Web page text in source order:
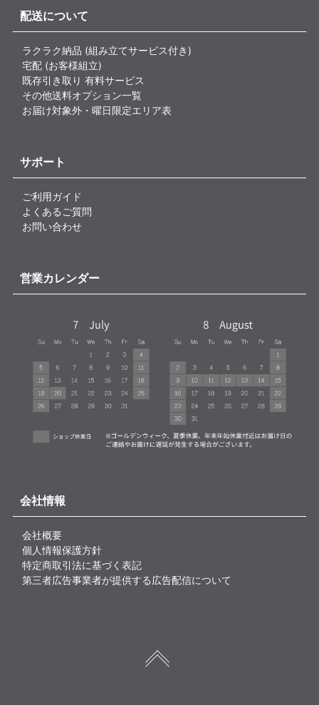
配送について
ラクラク納品 (組み立てサービス付き)
宅配 (お客様組立)
既存引き取り 有料サービス
その他送料オプション一覧
お届け対象外・曜日限定エリア表
サポート
ご利用ガイド
よくあるご質問
お問い合わせ
営業カレンダー
会社情報
会社概要
個人情報保護方針
特定商取引法に基づく表記
第三者広告事業者が提供する広告配信について